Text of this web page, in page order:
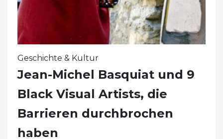
Geschichte & Kultur
Jean-Michel Basquiat und 9
Black Visual Artists, die
Barrieren durchbrochen
haben